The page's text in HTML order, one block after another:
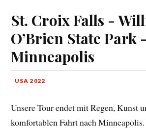
St. Croix Falls -
O’Brien State Park -
Minneapolis
USA 2022
Unsere Tour endet mit Regen, Kunst
komfortablen Fahrt nach Minneapolis.